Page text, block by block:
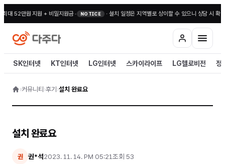
대 52만원 지원 + 비밀지원금• NOTICE · 설치 일정은 지역별로 상이할 수 있으니 상담 시 확인
SK인터넷 KT인터넷 LG인터넷 스카이라이프 LG헬로비전 정
›커뮤니티 ›후기 ›설치 완료요
설치 완료요
권 권*석2023. 11. 14. PM 05:21조회 53